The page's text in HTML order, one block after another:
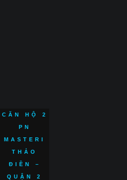
CĂN HỘ 2
PN
MASTERI
THẢO
ĐIỀN –
QUẬN 2